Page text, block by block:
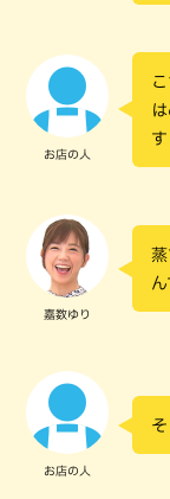
お店の人
す
嘉数ゆり
ん
お店の人